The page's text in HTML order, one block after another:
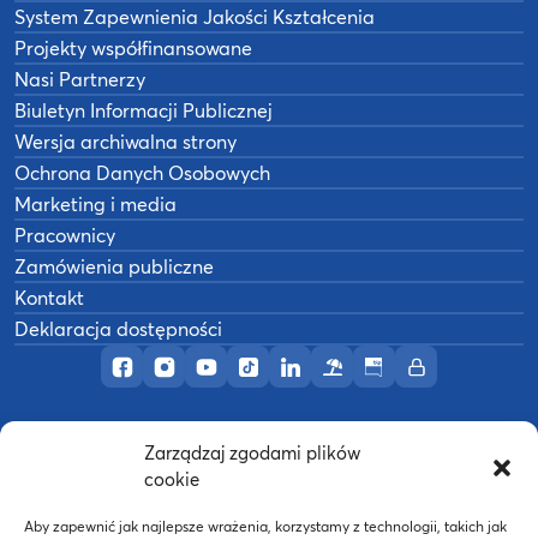
Zarządzaj zgodami plików
cookie
Aby zapewnić jak najlepsze wrażenia, korzystamy z technologii, takich jak
Profil AWF Poznań w serwisie Facebook
Profil AWF Poznań w serwisie Instagram
Profil AWF Poznań w serwisie YouTube
Profil AWF Poznań w serwisie
Profil AWF Poznań w
OśrodekBiuletynIntranet
System Zapewnienia Jakości Kształcenia
Projekty współfinansowane
Nasi Partnerzy
Biuletyn Informacji Publicznej
Wersja archiwalna strony
Ochrona Danych Osobowych
Marketing i media
Pracownicy
Zamówienia publiczne
Kontakt
Deklaracja dostępności
Akademia Wychowania Fizycznego w
Wykonanie:nFinity.pl